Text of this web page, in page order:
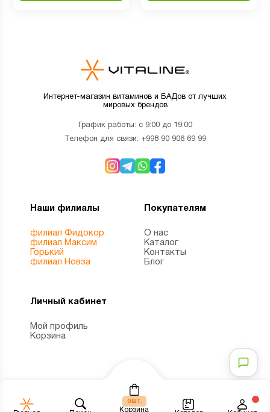
0шт.
Корзина
Интернет-магазин витаминов и БАДов от лучших
мировых брендов
График работы: с 9:00 до 19:00
Телефон для связи: +998 90 906 69 99
Наши филиалы
филиал Фидокор
филиал Максим
Горький
филиал Новза
Покупателям
О нас
Каталог
Контакты
Блог
Личный кабинет
Мой профиль
Корзина